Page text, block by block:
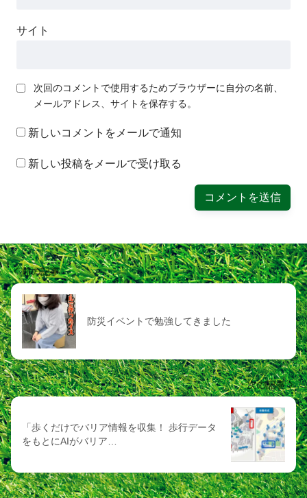
サイト
次回のコメントで使用するためブラウザーに自分の名前、
メールアドレス、サイトを保存する。
新しいコメントをメールで通知
新しい投稿をメールで受け取る
前の記事
防災イベントで勉強してきました
次の記事
「歩くだけでバリア情報を収集！ 歩行データ
をもとにAIがバリア…